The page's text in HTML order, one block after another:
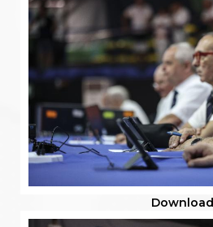
Download